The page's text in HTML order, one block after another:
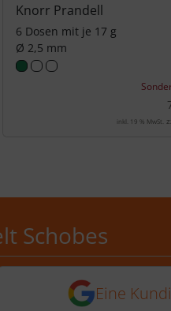
Knorr Prandell
6 Dosen mit je 17 g
Ø 2,5 mm
inkl. 19 % MwSt.
Schobes
Kundin vor 5
5 von 5Eine